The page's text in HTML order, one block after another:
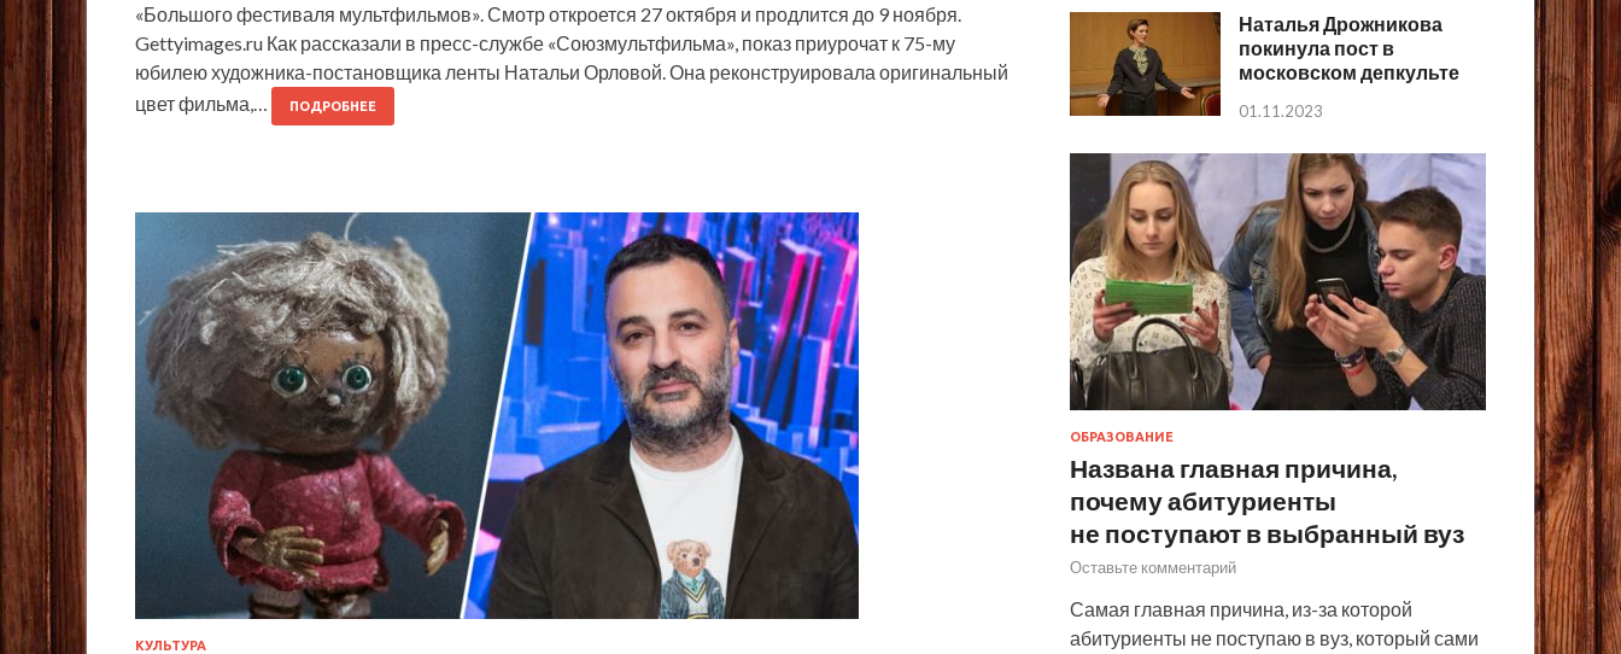
«Большого фестиваля мультфильмов». Смотр откроется 27 октября и продлится до 9 ноября.
Gettyimages.ru Как рассказали в пресс-службе «Союзмультфильма», показ приурочат к 75-му
юбилею художника-постановщика ленты Натальи Орловой. Она реконструировала оригинальный
цвет фильма,…
ПОДРОБНЕЕ
КУЛЬТУРА
Наталья Дрожникова
покинула пост в
московском депкульте
01.11.2023
ОБРАЗОВАНИЕ
Названа главная причина,
почему абитуриенты
не поступают в выбранный вуз
Оставьте комментарий
Самая главная причина, из-за которой
абитуриенты не поступаю в вуз, который сами